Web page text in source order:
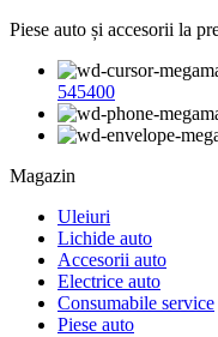
Piese auto și accesorii la
545400
Magazin
Uleiuri
Lichide auto
Accesorii auto
Electrice auto
Consumabile service
Piese auto